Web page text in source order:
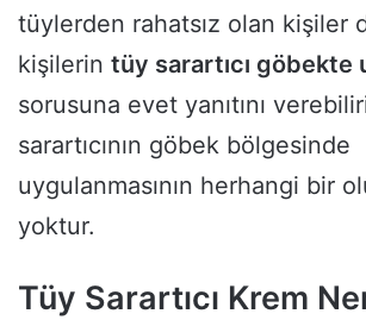
tüylerden rahatsız olan kişiler
kişilerin tüy sarartıcı göbekte
sorusuna evet yanıtını
sarartıcının göbek bölgesinde
uygulanmasının herhangi bir
yoktur.
Tüy Sarartıcı Krem